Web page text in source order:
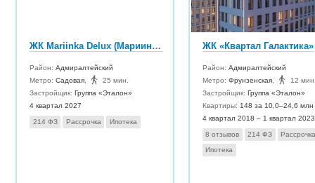
ЖК Mariinka Delux (Мариинка Делюкс)
Район:Адмиралтейский
Метро: Садовая
25 мин.
Застройщик:Группа «Эталон»
4 квартал 2027
214 ФЗ Рассрочка Ипотека
ЖК «Квартал Галактика»
Район: Адмиралтейский
Метро: Фрунзенская,
12
Застройщик: Группа «Эталон»
Квартиры: 148 за 10,0–24,6 млн
4 квартал 2018 – 1 квартал 2023
8 отзывов 214 ФЗ
Ипотека